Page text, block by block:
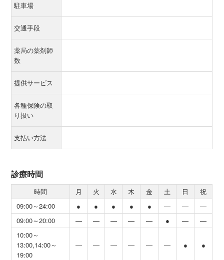
駐車場
交通手段
薬局の薬剤師
数
提供サービス
各種保険の取
り扱い
支払い方法
診療時間
時間 月 火 水 木 金 土 日
祝
09:00～24:00
● ● ● ● ● ― ―
―
09:00～20:00
― ― ― ― ― ● ―
―
10:00～
13:00,14:00～
19:00
― ― ― ― ― ― ● ●